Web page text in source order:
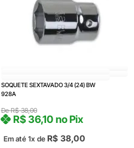
SOQUETE SEXTAVADO 3/4 (24) BW
928A
DeR$38,00
Em até 1x de R$ 38,00
R$36,10 no Pix